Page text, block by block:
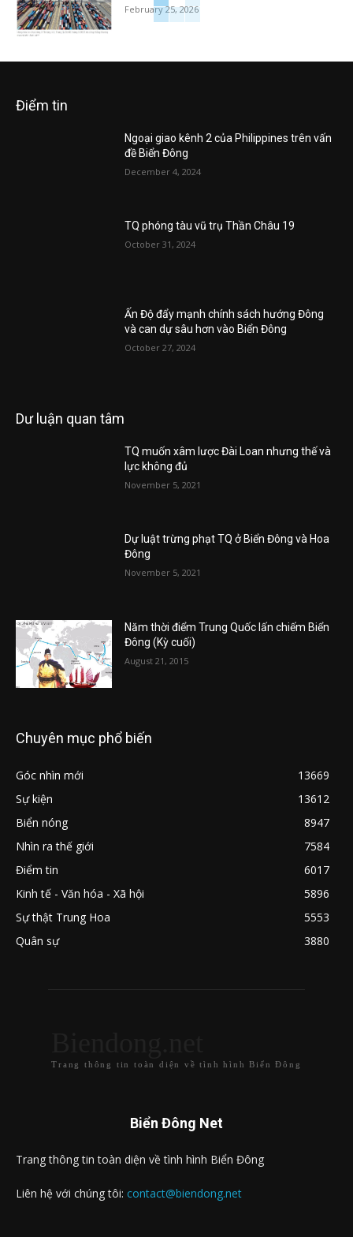
February 25, 2026
Điểm tin
Ngoại giao kênh 2 của Philippines trên vấn
đề Biển Đông
December 4, 2024
TQ phóng tàu vũ trụ Thần Châu 19
October 31, 2024
Ấn Độ đẩy mạnh chính sách hướng Đông
và can dự sâu hơn vào Biển Đông
October 27, 2024
Dư luận quan tâm
TQ muốn xâm lược Đài Loan nhưng thế và
lực không đủ
November 5, 2021
Dự luật trừng phạt TQ ở Biển Đông và Hoa
Đông
November 5, 2021
Năm thời điểm Trung Quốc lấn chiếm Biển
Đông (Kỳ cuối)
August 21, 2015
Chuyên mục phổ biến
Góc nhìn mới
13669
Sự kiện
13612
Biển nóng
8947
Nhìn ra thế giới
7584
Điểm tin
6017
Kinh tế - Văn hóa - Xã hội
5896
Sự thật Trung Hoa
5553
Quân sự
3880
Trang thông tin toàn diện về tình hình Biển Đông
Biển Đông Net
Trang thông tin toàn diện về tình hình Biển Đông
Liên hệ với chúng tôi: contact@biendong.net